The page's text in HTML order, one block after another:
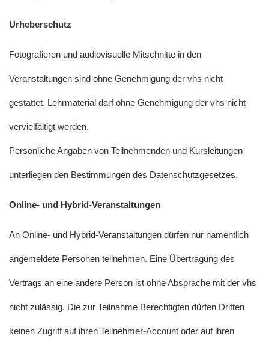
Urheberschutz
Fotografieren und audiovisuelle Mitschnitte in den
Veranstaltungen sind ohne Genehmigung der vhs nicht
gestattet. Lehrmaterial darf ohne Genehmigung der vhs nicht
vervielfältigt werden.
Persönliche Angaben von Teilnehmenden und Kursleitungen
unterliegen den Bestimmungen des Datenschutzgesetzes.
Online- und Hybrid-Veranstaltungen
An Online- und Hybrid-Veranstaltungen dürfen nur namentlich
angemeldete Personen teilnehmen. Eine Übertragung des
Vertrags an eine andere Person ist ohne Absprache mit der vhs
nicht zulässig. Die zur Teilnahme Berechtigten dürfen Dritten
keinen Zugriff auf ihren Teilnehmer-Account oder auf ihren